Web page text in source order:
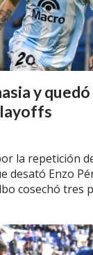
y quedó
la repetición
desató Enzo
cosechó tres